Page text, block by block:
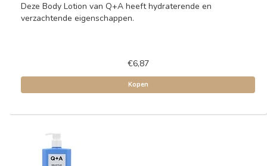
Deze Body Lotion van Q+A heeft hydraterende en
verzachtende eigenschappen.
€6,87
Kopen